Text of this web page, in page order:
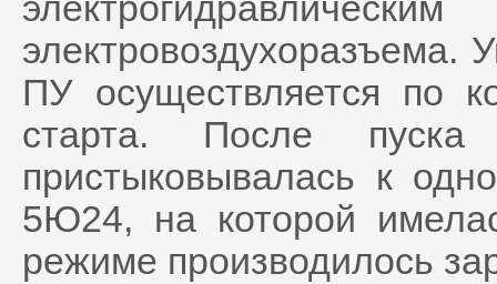
электровоздухоразъема.
ПУ осуществляется по
старта. После
пристыковывалась к
5Ю24, на которой
режиме производилось